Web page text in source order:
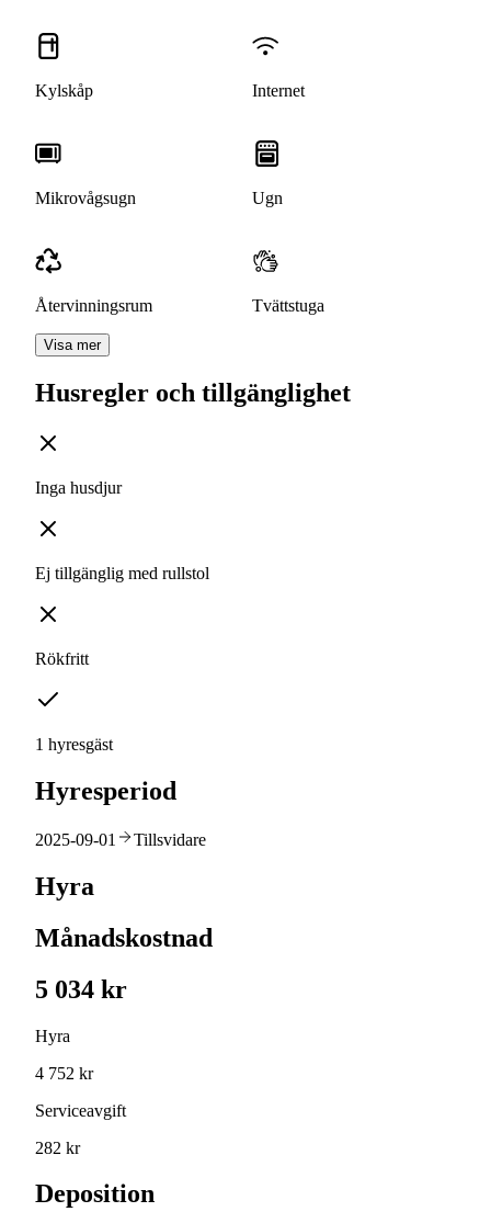
Kylskåp Internet
Mikrovågsugn Ugn
Återvinningsrum Tvättstuga
Visa mer
Husregler och tillgänglighet
Inga husdjur
Ej tillgänglig med rullstol
Rökfritt
1 hyresgäst
Hyresperiod
2025-09-01 Tillsvidare
Hyra
Månadskostnad
5 034 kr
Hyra
4 752 kr
Serviceavgift
282 kr
Deposition